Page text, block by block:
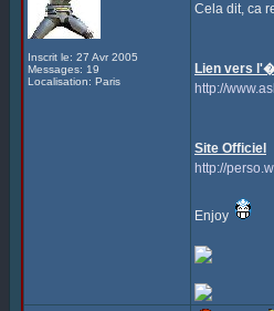
Inscrit le: 27 Avr 2005
Messages: 19
Localisation: Paris
Cela dit, ca
Lien vers
http://
Site Officiel
http://
Enjoy